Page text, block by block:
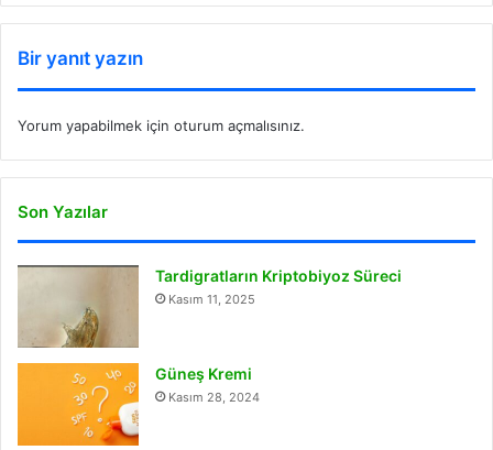
Bir yanıt yazın
Yorum yapabilmek için oturum açmalısınız.
Son Yazılar
Tardigratların Kriptobiyoz Süreci
Kasım 11, 2025
Güneş Kremi
Kasım 28, 2024